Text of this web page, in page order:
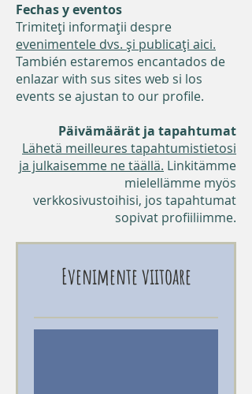
Fechas y eventos
Trimiteți informații despre
evenimentele dvs. și publicați aici.
También estaremos encantados de
enlazar with sus sites web si los
events se ajustan to our profile.
Päivämäärät ja tapahtumat
Lähetä meilleures tapahtumistietosi
ja julkaisemme ne täällä. Linkitämme
mielellämme myös
verkkosivustoihisi, jos tapahtumat
sopivat profiiliimme.
Evenimente viitoare